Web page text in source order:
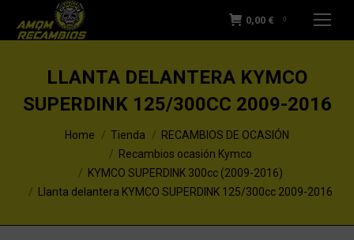
0,00 € 0
LLANTA DELANTERA KYMCO
SUPERDINK 125/300CC 2009-2016
You are here:Home Tienda
RECAMBIOS DE OCASIÓN
Recambios ocasión Kymco
KYMCO SUPERDINK 300cc (2009-2016)
Llanta delantera KYMCO SUPERDINK 125/300cc 2009-2016